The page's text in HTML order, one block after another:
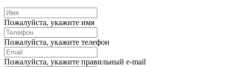
Пожалуйста, укажите имя
Пожалуйста, укажите телефон
Пожалуйста, укажите правильный e-mail